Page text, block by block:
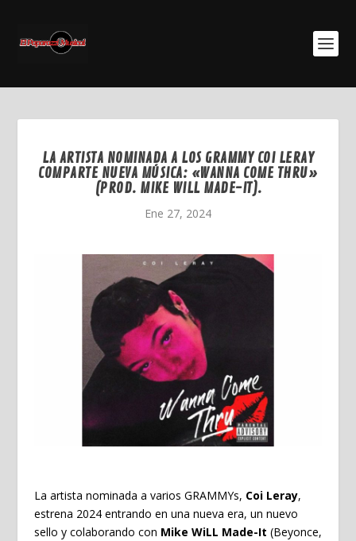
LA ARTISTA NOMINADA A LOS GRAMMY COI LERAY
COMPARTE NUEVA MÚSICA: «WANNA COME THRU»
(PROD. MIKE WILL MADE-IT).
Ene 27, 2024
La artista nominada a varios GRAMMYs, Coi Leray,
estrena 2024 entrando en una nueva era, un nuevo
sello y colaborando con Mike WiLL Made-It (Beyonce,